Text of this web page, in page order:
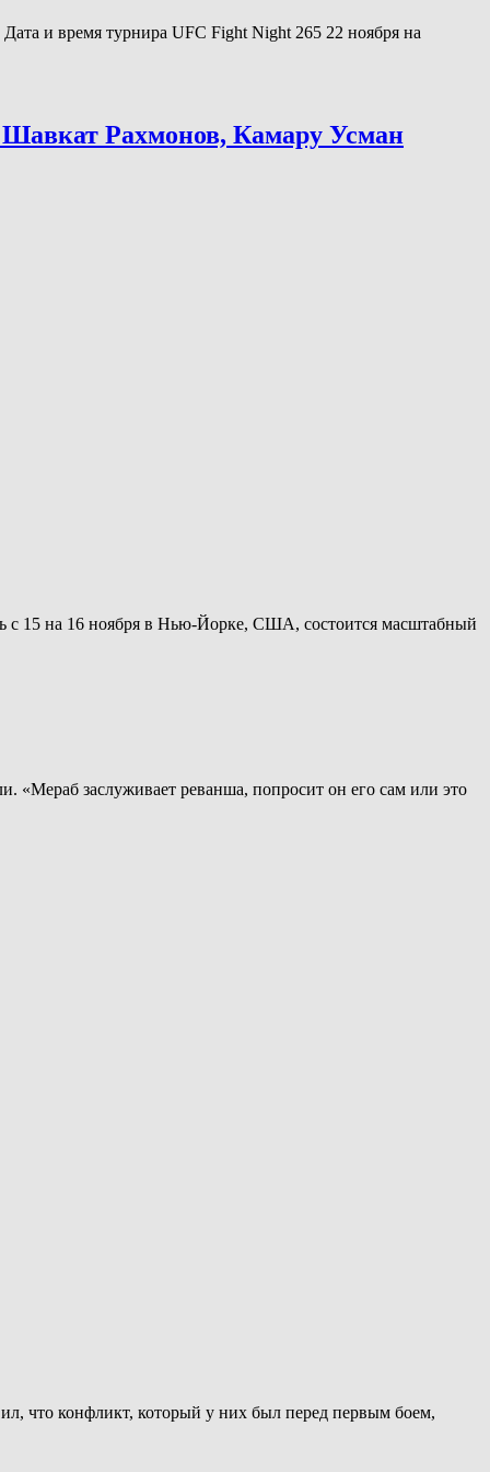
и время турнира UFC Fight Night 265 22 ноября на
Шавкат Рахмонов, Камару Усман
с 15 на 16 ноября в Нью-Йорке, США, состоится масштабный
заслуживает реванша, попросит он его сам или это
что конфликт, который у них был перед первым боем,